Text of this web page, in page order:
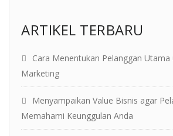
ARTIKEL TERBARU
Cara Menentukan Pelanggan
Marketing
Menyampaikan Value Bisnis agar
Memahami Keunggulan Anda